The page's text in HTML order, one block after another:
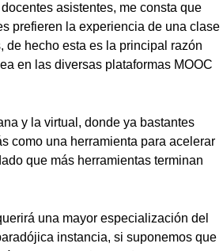
asistentes, me consta que
prefieren la experiencia de una clase
de hecho esta es la principal razón
en las diversas plataformas MOOC
y la virtual, donde ya bastantes
como una herramienta para acelerar
que más herramientas terminan
una mayor especialización del
instancia, si suponemos que